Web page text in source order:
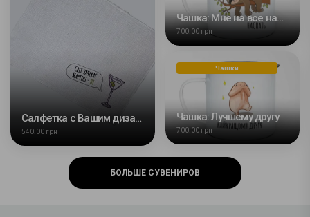
Салфетка с Вашим дизайном
540.00 грн
Чашка: Мне на все наспать
700.00 грн
Чашки
Чашка: Лучшему другу
700.00 грн
БОЛЬШЕ СУВЕНИРОВ